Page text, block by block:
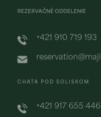
REZERVAČNÉ ODDELENIE
+421 910 719 193
CHATA POD SOLISKOM
+421 917 655 446